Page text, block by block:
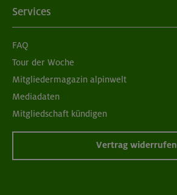
Services
FAQ
Tour der Woche
Mitgliedermagazin alpinwelt
Mediadaten
Mitgliedschaft kündigen
Vertrag widerrufen